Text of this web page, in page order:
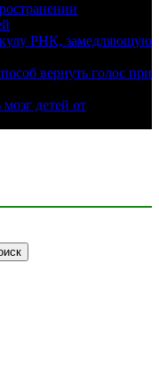
РНК, замедляющую
вернуть голос при
детей от